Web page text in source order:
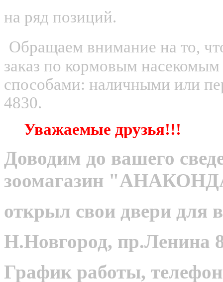
на ряд позиций.
Обращаем внимание на то,
заказ по кормовым
способами: наличными или
4830.
Уважаемые друзья!!!
Доводим до вашего
зоомагазин
открыл свои двери для
Н.Новгород, пр.Ленина
График работы,